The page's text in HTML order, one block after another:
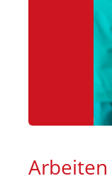
Arbeiten